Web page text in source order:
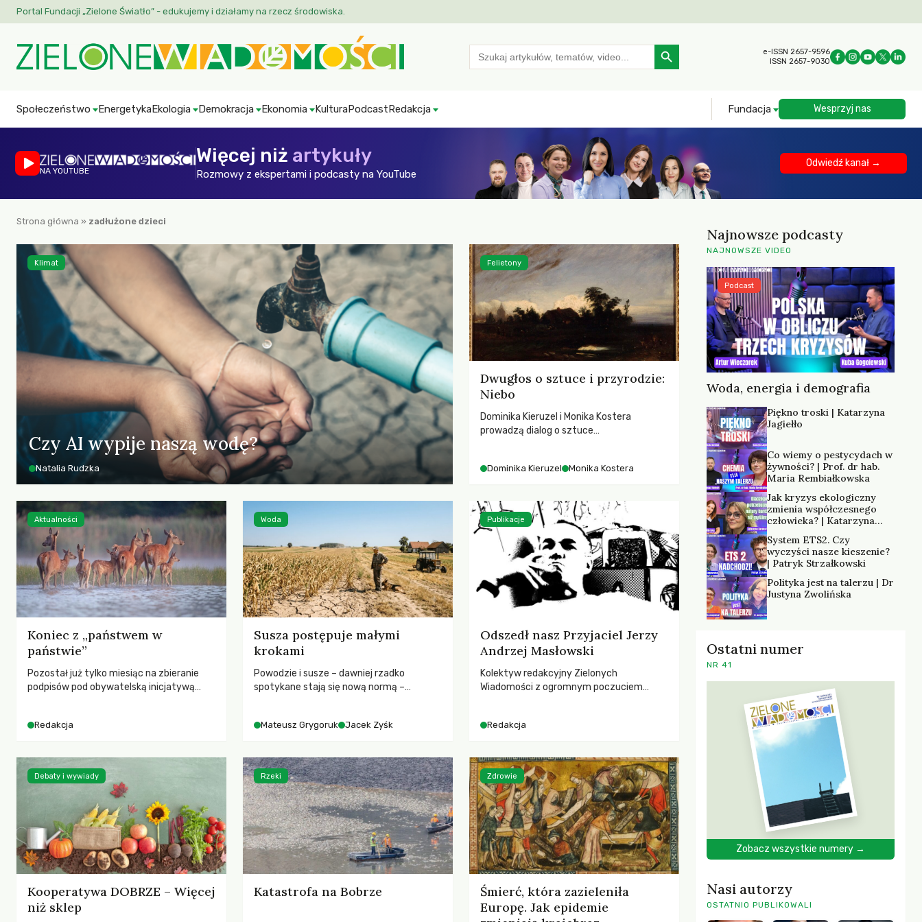
Portal Fundacji „Zielone Światło” - edukujemy i działamy na rzecz środowiska.
Search
for:
Search Button
e-ISSN 2657-9596
ISSN 2657-9030
Społeczeństwo EnergetykaEkologia Demokracja Ekonomia KulturaPodcastRedakcja Fundacja Wesprzyj nas
NA YOUTUBE
Więcej niż artykuły
Rozmowy z ekspertami i podcasty na YouTube
Odwiedź kanał →
Strona główna » zadłużone dzieci
Czy AI wypije naszą wodę?
Natalia Rudzka
Klimat
Dwugłos o sztuce i przyrodzie:
Niebo
Dominika Kieruzel i Monika Kostera
prowadzą dialog o sztuce
wrażliwość, odczuwanie przestrzeni oraz
Dominika Kieruzel Monika Kostera
Felietony
Koniec z „państwem w
państwie”
Pozostał już tylko miesiąc na zbieranie
podpisów pod obywatelską inicjatywą
pełną mobilizację, ponieważ projekt
rozwiązania dla przyrody i zwierząt,
radykalnie zmieniając dotychczasowy
paradygmat funkcjonowania łowiectwa w
Polsce.
Redakcja
Aktualności
Susza postępuje małymi
krokami
Powodzie i susze – dawniej rzadko
spotykane stają się nową normą –
SGGW.
Mateusz Grygoruk Jacek Zyśk
Woda
Odszedł nasz Przyjaciel Jerzy
Andrzej Masłowski
Kolektyw redakcyjny Zielonych
Wiadomości z ogromnym poczuciem
kochanego Opiekuna, Mecenasa i Mentora.
Redakcja
Publikacje
Kooperatywa DOBRZE – Więcej
niż sklep
Debaty i wywiady
Katastrofa na Bobrze
Rzeki
Śmierć, która zazieleniła
Europę. Jak epidemie
Zdrowie
Najnowsze podcasty
NAJNOWSZE VIDEO
Woda, energia i demografia
Podcast
Piękno troski | Katarzyna
Jagiełło
Co wiemy o pestycydach w
żywności? | Prof. dr hab.
Maria Rembiałkowska
Jak kryzys ekologiczny
zmienia współczesnego
człowieka? | Katarzyna
System ETS2. Czy
wyczyści nasze kieszenie?
| Patryk Strzałkowski
Polityka jest na talerzu | Dr
Justyna Zwolińska
Ostatni numer
NR 41
Zobacz wszystkie numery →
Nasi autorzy
OSTATNIO PUBLIKOWALI